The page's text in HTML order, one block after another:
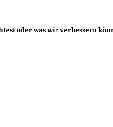
oder was wir verbessern